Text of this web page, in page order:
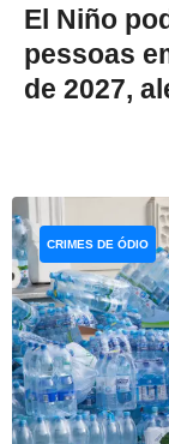
El Niño
pessoas
de 2027,
CRIMES DE ÓDIO